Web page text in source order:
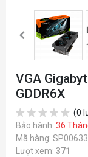
VGA
GDDR6X
(0
Bảo hành: 36
Mã hàng:
Lượt xem: 371